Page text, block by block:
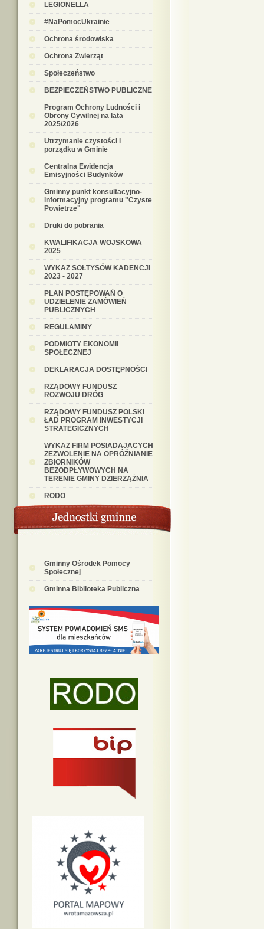
LEGIONELLA
#NaPomocUkrainie
Ochrona środowiska
Ochrona Zwierząt
Społeczeństwo
BEZPIECZEŃSTWO PUBLICZNE
Program Ochrony Ludności i
Obrony Cywilnej na lata
2025/2026
Utrzymanie czystości i
porządku w Gminie
Centralna Ewidencja
Emisyjności Budynków
Gminny punkt konsultacyjno-
informacyjny programu "Czyste
Powietrze"
Druki do pobrania
KWALIFIKACJA WOJSKOWA
2025
WYKAZ SOŁTYSÓW KADENCJI
2023 - 2027
PLAN POSTĘPOWAŃ O
UDZIELENIE ZAMÓWIEŃ
PUBLICZNYCH
REGULAMINY
PODMIOTY EKONOMII
SPOŁECZNEJ
DEKLARACJA DOSTĘPNOŚCI
RZĄDOWY FUNDUSZ
ROZWOJU DRÓG
RZĄDOWY FUNDUSZ POLSKI
ŁAD PROGRAM INWESTYCJI
STRATEGICZNYCH
WYKAZ FIRM POSIADAJACYCH
ZEZWOLENIE NA OPRÓŹNIANIE
ZBIORNIKÓW
BEZODPŁYWOWYCH NA
TERENIE GMINY DZIERZĄŻNIA
RODO
Gminny Ośrodek Pomocy
Społecznej
Gminna Biblioteka Publiczna